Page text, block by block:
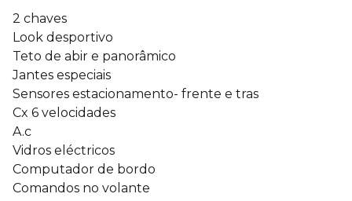
2 chaves
Look desportivo
Teto de abir e panorâmico
Jantes especiais
Sensores estacionamento- frente e tras
Cx 6 velocidades
A.c
Vidros eléctricos
Computador de bordo
Comandos no volante